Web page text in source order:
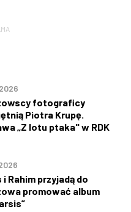
fotograficy
Piotra Krupę.
„Z lotu ptaka" w RDK
i Rahim przyjadą do
promować album